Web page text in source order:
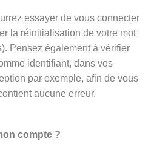
essayer de vous connecter
la réinitialisation de votre mot
Pensez également à vérifier
identifiant, dans vos
par exemple, afin de vous
aucune erreur.
compte ?